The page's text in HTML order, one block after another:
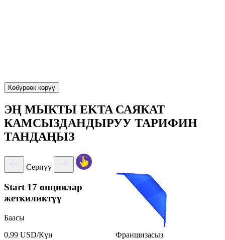
Көбүрөөк көрүү
ЭҢ МЫКТЫ EKTA САЯКАТ
КАМСЫЗДАНДЫРУУ ТАРИФИН
ТАНДАҢЫЗ
Серпүү
Start 17 опциялар
жеткиликтүү
Баасы
0,99 USD/Күн
Франшизасыз